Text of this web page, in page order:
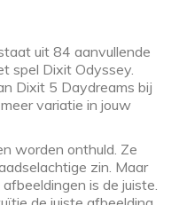
uit 84 aanvullende
spel Dixit Odyssey.
Dixit 5 Daydreams bij
variatie in jouw
worden onthuld. Ze
zin. Maar
is de juiste.